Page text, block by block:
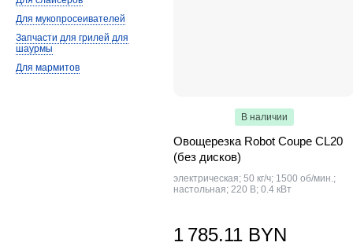
В наличии
Овощерезка Robot Coupe CL20
(без дисков)
электрическая; 50 кг/ч; 1500 об/мин.;
настольная; 220 В; 0.4 кВт
1 785.11 BYN
Для мукопросеивателей
Запчасти для грилей для
шаурмы
Для мармитов